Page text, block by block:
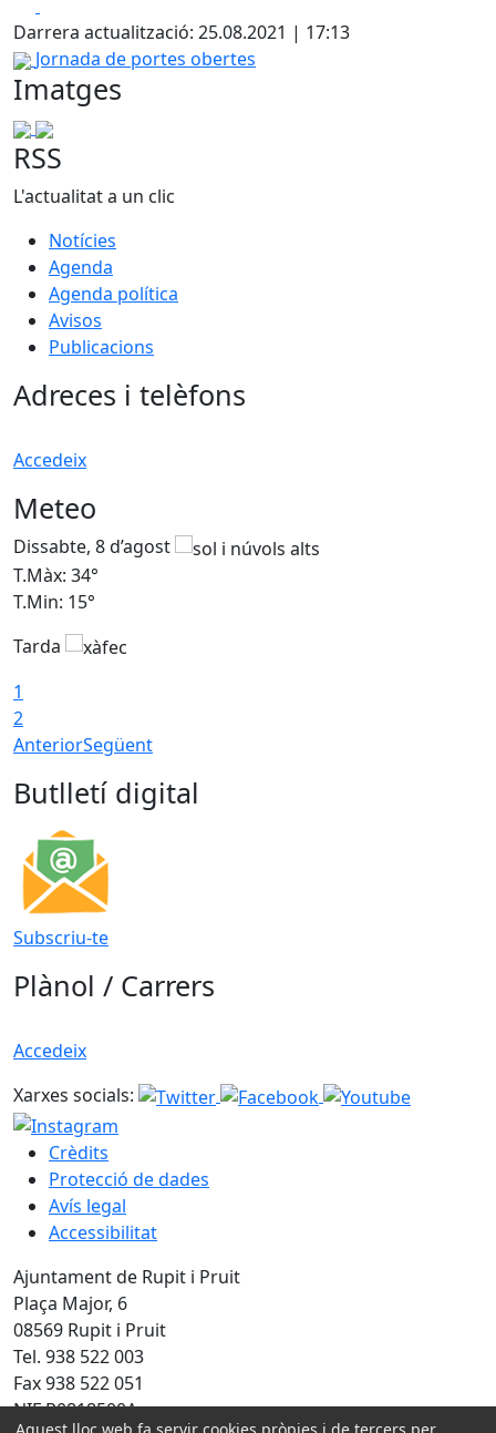
Darrera actualització: 25.08.2021 | 17:13
Jornada de portes obertes
Imatges
RSS
L'actualitat a un clic
Notícies
Agenda
Agenda política
Avisos
Publicacions
Adreces i telèfons
Accedeix
Meteo
Dissabte, 8 d’agost
T.Màx: 34°
T.Min: 15°
Tarda
1
2
AnteriorSegüent
Butlletí digital
Subscriu-te
Plànol / Carrers
Accedeix
Xarxes socials:
Crèdits
Protecció de dades
Avís legal
Accessibilitat
Ajuntament de Rupit i Pruit
Plaça Major, 6
08569 Rupit i Pruit
Tel. 938 522 003
Fax 938 522 051
NIF P0818500A